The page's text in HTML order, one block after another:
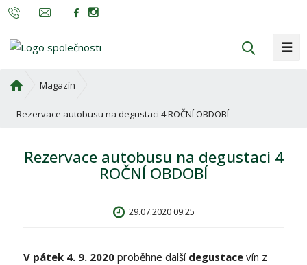
t
☰
o
Magazín
Rezervace autobusu na degustaci 4 ROČNÍ OBDOBÍ
Rezervace autobusu na degustaci 4
ROČNÍ OBDOBÍ
29.07.2020 09:25
V pátek 4. 9. 2020 proběhne další degustace vín z